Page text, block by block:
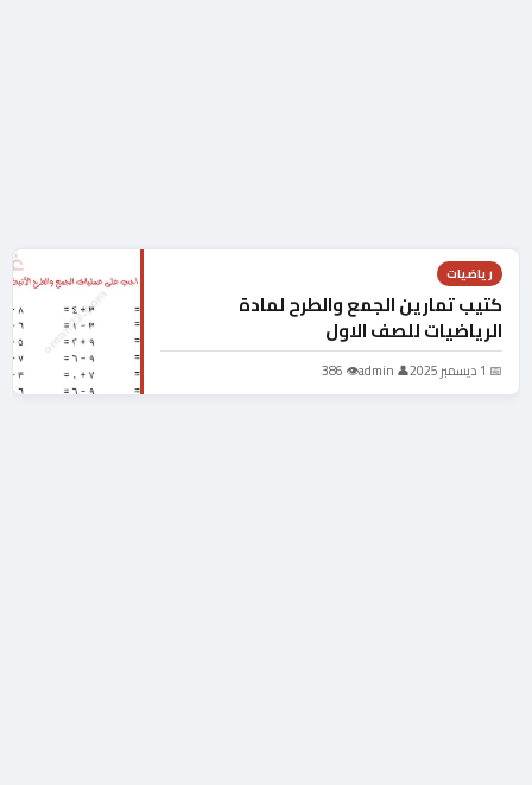
رياضيات
كتيب تمارين الجمع والطرح لمادة
الرياضيات للصف الاول
📅 1 ديسمبر 2025 👤 admin
👁 386